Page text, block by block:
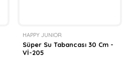
HAPPY JUNIOR
Süper Su Tabancası 30 Cm -
Vİ-205